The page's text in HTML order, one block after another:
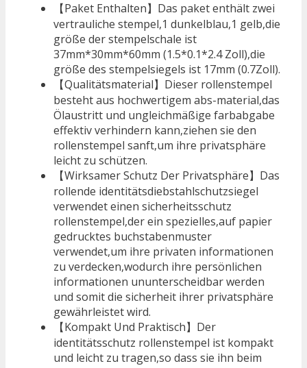
【Paket Enthalten】Das paket enthält zwei
vertrauliche stempel,1 dunkelblau,1 gelb,die
größe der stempelschale ist
37mm*30mm*60mm (1.5*0.1*2.4 Zoll),die
größe des stempelsiegels ist 17mm (0.7Zoll).
【Qualitätsmaterial】Dieser rollenstempel
besteht aus hochwertigem abs-material,das
Ölaustritt und ungleichmäßige farbabgabe
effektiv verhindern kann,ziehen sie den
rollenstempel sanft,um ihre privatsphäre
leicht zu schützen.
【Wirksamer Schutz Der Privatsphäre】Das
rollende identitätsdiebstahlschutzsiegel
verwendet einen sicherheitsschutz
rollenstempel,der ein spezielles,auf papier
gedrucktes buchstabenmuster
verwendet,um ihre privaten informationen
zu verdecken,wodurch ihre persönlichen
informationen ununterscheidbar werden
und somit die sicherheit ihrer privatsphäre
gewährleistet wird.
【Kompakt Und Praktisch】Der
identitätsschutz rollenstempel ist kompakt
und leicht zu tragen,so dass sie ihn beim